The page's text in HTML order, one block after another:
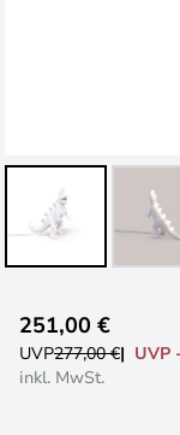
Anfang
der
251,00 €
UVP277,00 €
UVP
inkl. MwSt.